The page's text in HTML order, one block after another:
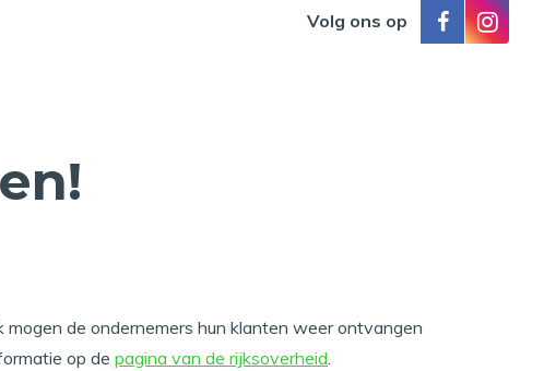
Volg ons op
de ondernemers hun klanten weer ontvangen
op de pagina van de rijksoverheid.